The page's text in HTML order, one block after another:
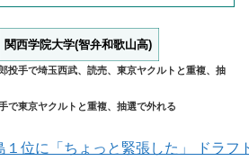
関西学院大学(智弁和歌山高)
投手で埼玉西武、読売、東京ヤクルトと重複、抽
で東京ヤクルトと重複、抽選で外れる